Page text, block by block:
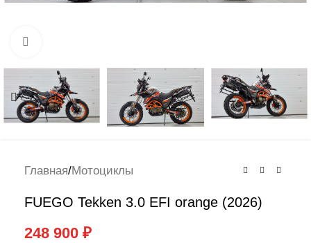
Главная/Мотоциклы
FUEGO Tekken 3.0 EFI orange (2026)
248 900 ₽